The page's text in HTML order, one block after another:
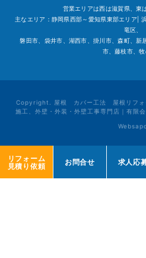
リフォーム
見積り依頼
お問合せ 求人応
リフォーム
見積り依頼
お問合せ
営業エリアは西は滋賀県、東
主なエリア：静岡県西部～愛知県東部エリア|
竜区、
磐田市、袋井市、湖西市、掛川市、森町、新
市、藤枝市、
Copyright. 屋根 カバー工法 屋根リフ
施工、外壁・外装・外壁工事専門店｜有